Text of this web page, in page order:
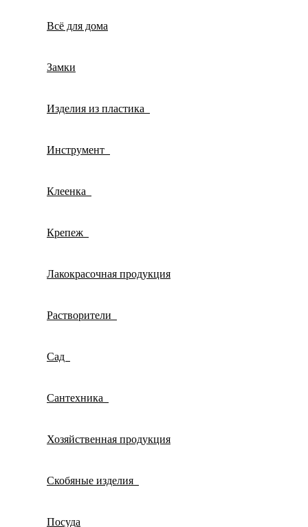
Всё для дома
Замки
Изделия из пластика
Инструмент
Клеенка
Крепеж
Лакокрасочная продукция
Растворители
Сад
Сантехника
Хозяйственная продукция
Скобяные изделия
Посуда